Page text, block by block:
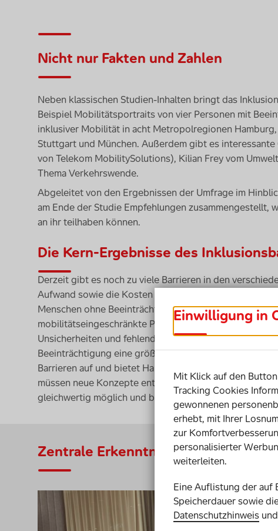
Nicht nur Fakten und Zahlen
Neben klassischen Studien-Inhalten bringt das
Beispiel Mobilitätsportraits von vier Personen mit
inklusiver Mobilität in acht Metropolregionen
Stuttgart und München. Außerdem gibt es
von Telekom MobilitySolutions), Kilian Frey vom
Thema Verkehrswende.
Abgeleitet von den Ergebnissen der Umfrage im
am Ende der Studie Empfehlungen zusammengestellt,
an ihr teilhaben können.
Die Kern-Ergebnisse des
Derzeit gibt es noch zu viele Barrieren in den
Aufwand sowie die Kosten für Mobilität von Menschen
Menschen ohne Beeinträchtigung. Mangelnde
mobilitätseingeschränkte Personen ein noch größeres
Unsicherheiten und fehlende Unterstützung auf dem
Beeinträchtigung eine größere Rolle als bei
Barrieren auf und bietet Handlungsempfehlungen für
müssen neue Konzepte entwickelt werden, die
gleichwertig möglich und besser machen.
Zentrale Erkenntnisse
Video-
Player
Einwilligung in
Mit Klick auf den
Tracking Cookies
gewonnenen
erhebt, mit Ihrer
zur
personalisierter
weiterleiten.
Eine Auflistung der auf
Speicherdauer sowie
Datenschutzhinweis und